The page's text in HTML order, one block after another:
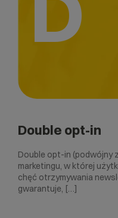
Double opt-in
Double opt-in (podwójny
marketingu, w której
chęć otrzymywania
gwarantuje, […]